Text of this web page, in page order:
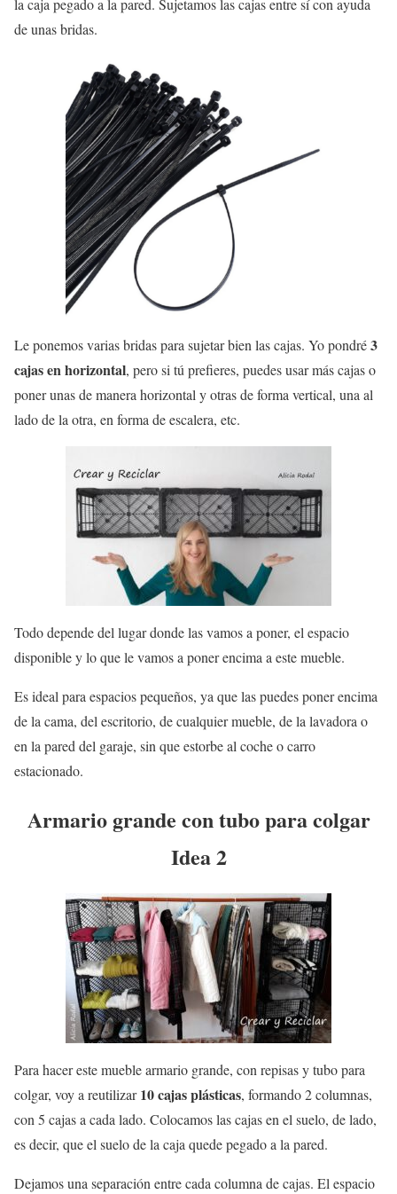
la caja pegado a la pared. Sujetamos las cajas entre sí con ayuda
de unas bridas.
Le ponemos varias bridas para sujetar bien las cajas. Yo pondré3
cajas en horizontal, pero si tú prefieres, puedes usar más cajas o
poner unas de manera horizontal y otras de forma vertical, una al
lado de la otra, en forma de escalera, etc.
Todo depende del lugar donde las vamos a poner, el espacio
disponible y lo que le vamos a poner encima a este mueble.
Es ideal para espacios pequeños, ya que las puedes poner encima
de la cama, del escritorio, de cualquier mueble, de la lavadora o
en la pared del garaje, sin que estorbe al coche o carro
estacionado.
Armario grande con tubo para colgar
Idea 2
Para hacer este mueble armario grande, con repisas y tubo para
colgar, voy a reutilizar10 cajas plásticas, formando 2 columnas,
con 5 cajas a cada lado. Colocamos las cajas en el suelo, de lado,
es decir, que el suelo de la caja quede pegado a la pared.
Dejamos una separación entre cada columna de cajas. El espacio